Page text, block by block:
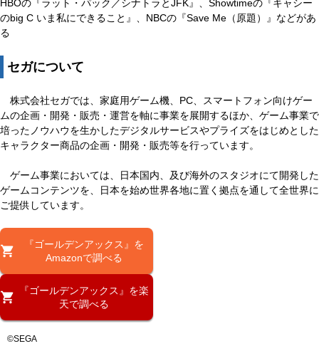
HBOの『ラット・パック／シナトラとJFK』、Showtimeの『キャシー
のbig C いま私にできること』、NBCの『Save Me（原題）』などがあ
る
セガについて
株式会社セガでは、家庭用ゲーム機、PC、スマートフォン向けゲー
ムの企画・開発・販売・運営を軸に事業を展開するほか、ゲーム事業で
培ったノウハウを生かしたデジタルサービスやプライズをはじめとした
キャラクター商品の企画・開発・販売等を行っています。
ゲーム事業においては、日本国内、及び海外のスタジオにて開発した
ゲームコンテンツを、日本を始め世界各地に置く拠点を通して全世界に
ご提供しています。
『ゴールデンアックス』を
Amazonで調べる
『ゴールデンアックス』を楽
天で調べる
©SEGA